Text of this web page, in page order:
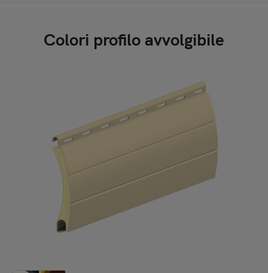
Colori profilo avvolgibile